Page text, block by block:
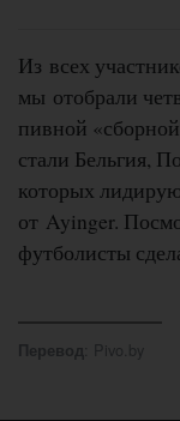
Из всех
мы отобрали
пивной
стали Бельгия,
которых
от Ayinger.
футболисты
Перевод : Pivo.by